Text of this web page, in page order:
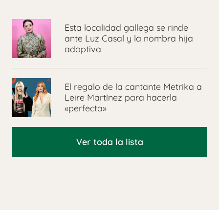
Esta localidad gallega se rinde
ante Luz Casal y la nombra hija
adoptiva
El regalo de la cantante Metrika a
Leire Martínez para hacerla
«perfecta»
Ver toda la lista